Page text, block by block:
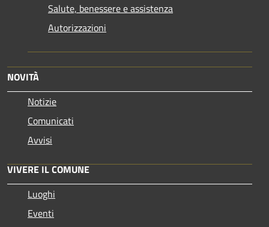
Salute, benessere e assistenza
Autorizzazioni
NOVITÀ
Notizie
Comunicati
Avvisi
VIVERE IL COMUNE
Luoghi
Eventi